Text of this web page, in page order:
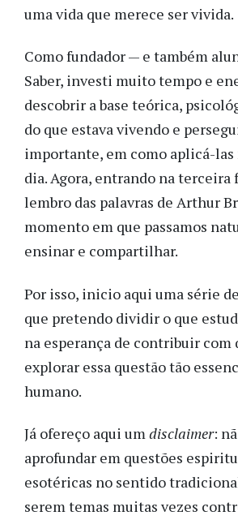
uma vida que merece ser vivida.
Como fundador — e também
Saber, investi muito tempo e
descobrir a base teórica,
do que estava vivendo e
importante, em como aplicá-las
dia. Agora, entrando na terceira
lembro das palavras de Arthur
momento em que passamos
ensinar e compartilhar.
Por isso, inicio aqui uma série
que pretendo dividir o que
na esperança de contribuir com
explorar essa questão tão
humano.
Já ofereço aqui umdisclaimer:
aprofundar em questões
esotéricas no sentido
serem temas muitas vezes